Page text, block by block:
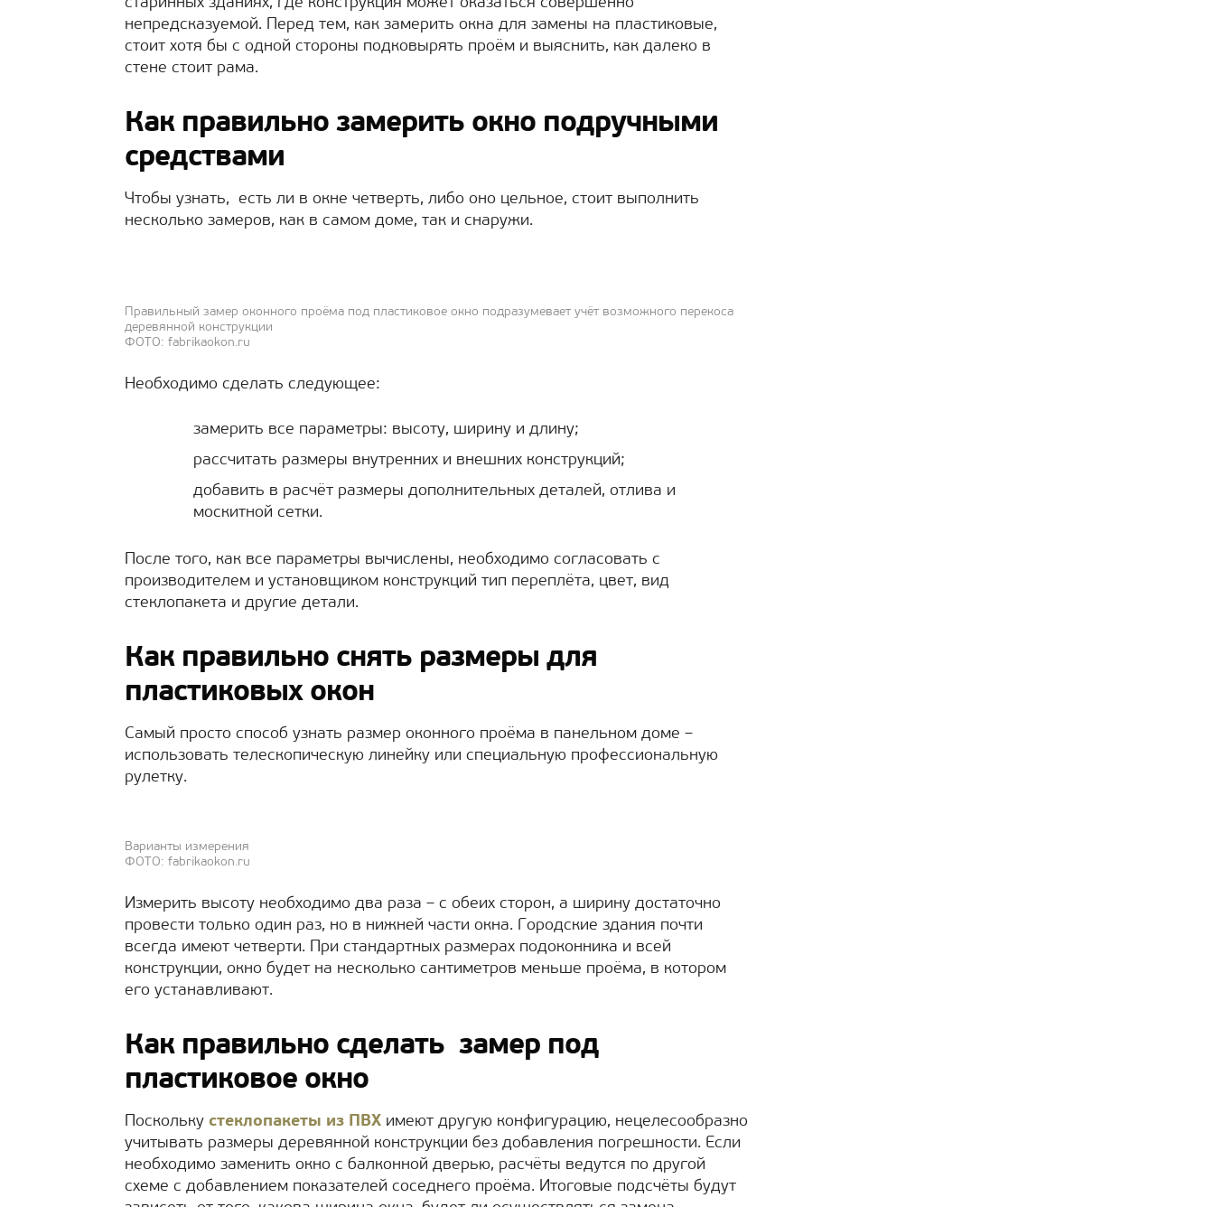
непредсказуемой. Перед тем, как замерить окна для замены на пластиковые,
стоит хотя бы с одной стороны подковырять проём и выяснить, как далеко в
стене стоит рама.
Как правильно замерить окно подручными
средствами
Чтобы узнать, есть ли в окне четверть, либо оно цельное, стоит выполнить
несколько замеров, как в самом доме, так и снаружи.
Правильный замер оконного проёма под пластиковое окно подразумевает учёт возможного перекоса
деревянной конструкции
ФОТО: fabrikaokon.ru
Необходимо сделать следующее:
замерить все параметры: высоту, ширину и длину;
рассчитать размеры внутренних и внешних конструкций;
добавить в расчёт размеры дополнительных деталей, отлива и
москитной сетки.
После того, как все параметры вычислены, необходимо согласовать с
производителем и установщиком конструкций тип переплёта, цвет, вид
стеклопакета и другие детали.
Как правильно снять размеры для
пластиковых окон
Самый просто способ узнать размер оконного проёма в панельном доме –
использовать телескопическую линейку или специальную профессиональную
рулетку.
Варианты измерения
ФОТО: fabrikaokon.ru
Измерить высоту необходимо два раза – с обеих сторон, а ширину достаточно
провести только один раз, но в нижней части окна. Городские здания почти
всегда имеют четверти. При стандартных размерах подоконника и всей
конструкции, окно будет на несколько сантиметров меньше проёма, в котором
его устанавливают.
Как правильно сделать замер под
пластиковое окно
Поскольку стеклопакеты из ПВХ имеют другую конфигурацию, нецелесообразно
учитывать размеры деревянной конструкции без добавления погрешности. Если
необходимо заменить окно с балконной дверью, расчёты ведутся по другой
схеме с добавлением показателей соседнего проёма. Итоговые подсчёты будут